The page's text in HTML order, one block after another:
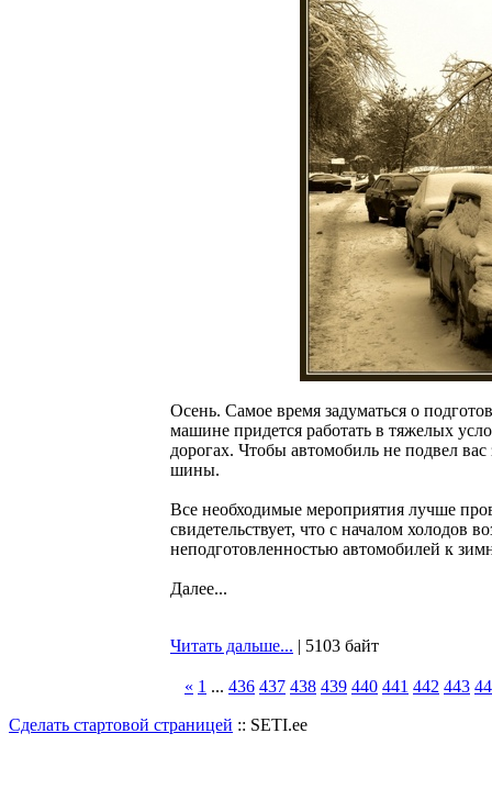
Осень. Самое время задуматься о
машине придется работать в тяжелых
дорогах. Чтобы автомобиль не подвел
шины.
Все необходимые мероприятия лучше
свидетельствует, что с началом холодов
неподготовленностью автомобилей к
Далее...
Читать дальше... | 5103 байт
« 1 ... 436 437 438 439 440 441 442 443
Сделать стартовой страницей :: SETI.ee